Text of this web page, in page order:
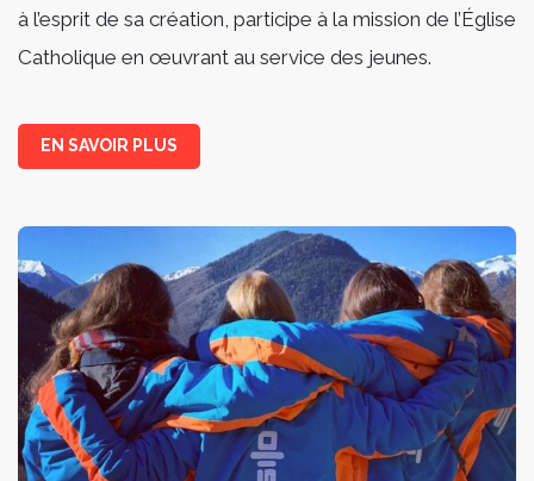
à l’esprit de sa création, participe à la mission de l’Église
Catholique en œuvrant au service des jeunes.
EN SAVOIR PLUS